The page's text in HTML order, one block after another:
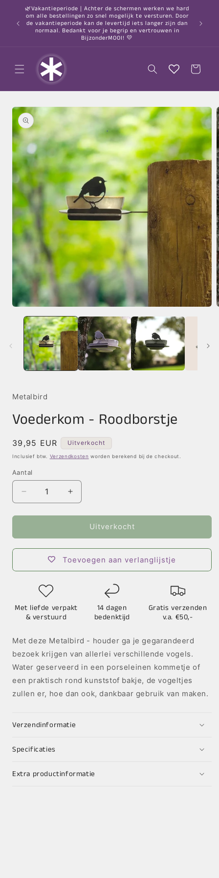
naar de
content
🌿Vakantieperiode | Achter de schermen werken we hard
om alle bestellingen zo snel mogelijk te versturen. Door
de vakantieperiode kan de levertijd iets langer zijn dan
normaal. Bedankt voor je begrip en vertrouwen in
BijzonderMOOI! 💛
○
Winkelwagen
direct naar
openen
modaal
Metalbird
Voederkom - Roodborstje
Normale
prijs
39,95 EUR Uitverkocht
Inclusief btw. Verzendkosten worden berekend bij de checkout.
Aantal
Aantal
verlagen
voor
-
Roodborstje
Aantal
verhogen
voor
Voederkom
-
Roodborstje
Uitverkocht
Toevoegen aan verlanglijstje
Met liefde verpakt
& verstuurd
14 dagen
bedenktijd
Gratis verzenden
v.a. €50,-
Met deze Metalbird - houder ga je gegarandeerd
bezoek krijgen van allerlei verschillende vogels.
Water geserveerd in een porseleinen kommetje of
een praktisch rond kunststof bakje, de vogeltjes
zullen er, hoe dan ook, dankbaar gebruik van maken.
Verzendinformatie
Specificaties
Extra productinformatie